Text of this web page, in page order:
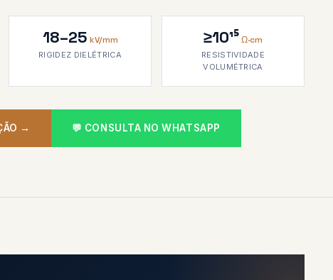
18–25 kV/mm
RIGIDEZ DIELÉTRICA
≥10¹⁵Ω·cm
RESISTIVIDADE
VOLUMÉTRICA
→ 💬 CONSULTA NO WHATSAPP